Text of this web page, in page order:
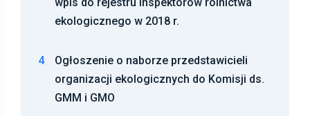
ekologicznego w 2018 r.
4
Ogłoszenie o naborze przedstawicieli
organizacji ekologicznych do Komisji ds.
GMM i GMO